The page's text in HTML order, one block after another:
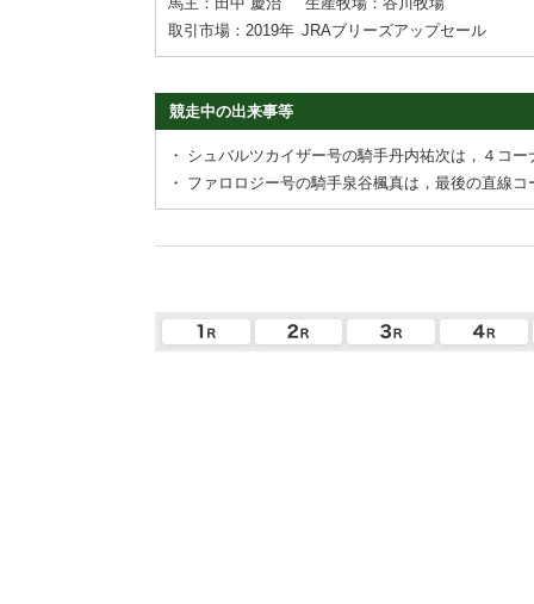
取引市場：2019年 JRAブリーズアップセール
競走中の出来事等
・ シュバルツカイザー号の騎手丹内祐次は，４コ
・ ファロロジー号の騎手泉谷楓真は，最後の直線